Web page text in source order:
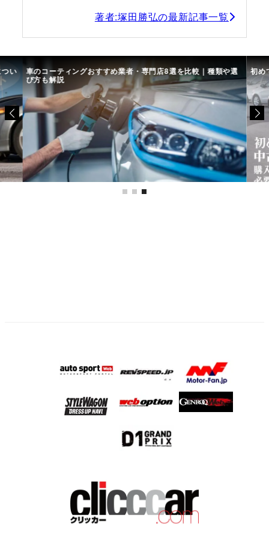
著者:塚田勝弘の最新記事一覧
い 車のコーティングおすすめ業者・専門店8選を比較｜種類や選
び方も解説
初め